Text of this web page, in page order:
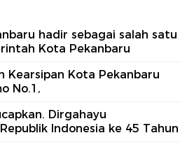
hadir sebagai salah satu
Kota Pekanbaru
Kearsipan Kota Pekanbaru
No.1,
Dirgahayu
Indonesia ke 45 Tahun